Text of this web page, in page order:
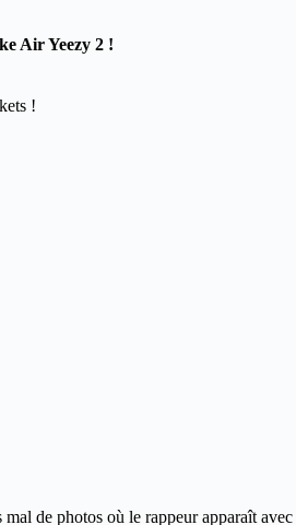
Air Yeezy 2 !
!
de photos où le rappeur apparaît avec